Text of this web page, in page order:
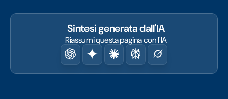
Sintesi generata dall'IA
Riassumi questa pagina con l'IA